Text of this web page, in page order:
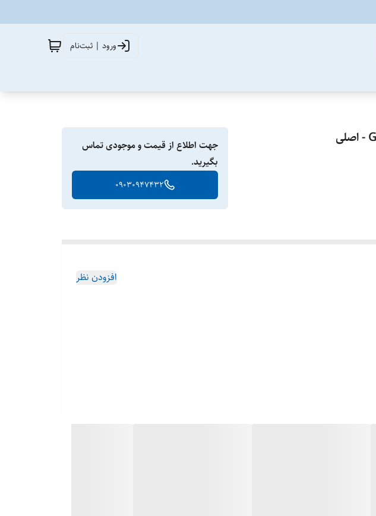
ورود | ثبت‌نام
جهت اطلاع از قیمت و موجودی تماس
بگیرید.
09030947432
افزودن نظر